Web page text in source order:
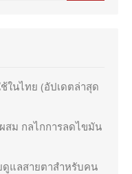
ในไทย (อัปเดตล่าสุด
สม กลไกการลดไขมัน
ดูแลสายตาสำหรับคน